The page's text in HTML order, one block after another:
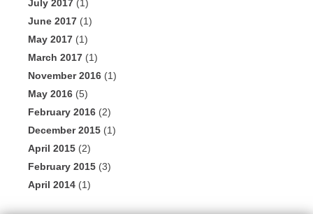
July 2017 (1)
June 2017 (1)
May 2017 (1)
March 2017 (1)
November 2016 (1)
May 2016 (5)
February 2016 (2)
December 2015 (1)
April 2015 (2)
February 2015 (3)
April 2014 (1)